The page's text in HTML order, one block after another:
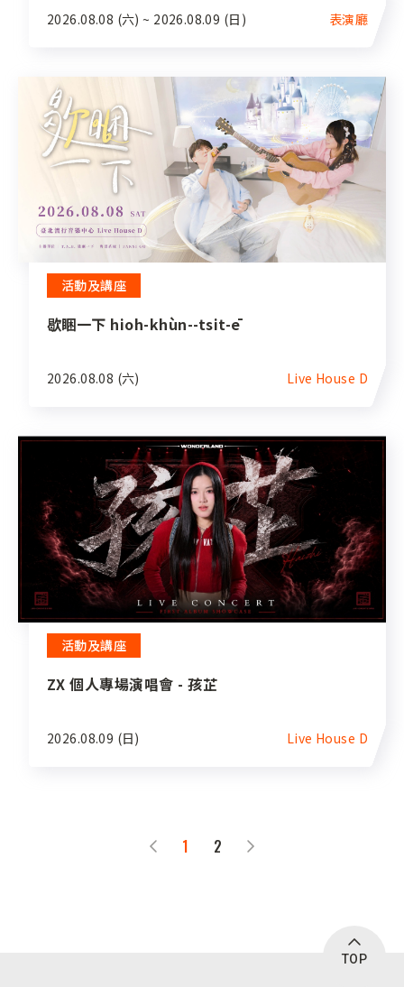
2026.08.08 (六) ~ 2026.08.09 (日) 表演廳
活動及講座
歇睏一下 hioh-khùn--tsit-ē
2026.08.08 (六) Live House D
活動及講座
ZX 個人專場演唱會 - 孩芷
2026.08.09 (日) Live House D
1 2
TOP